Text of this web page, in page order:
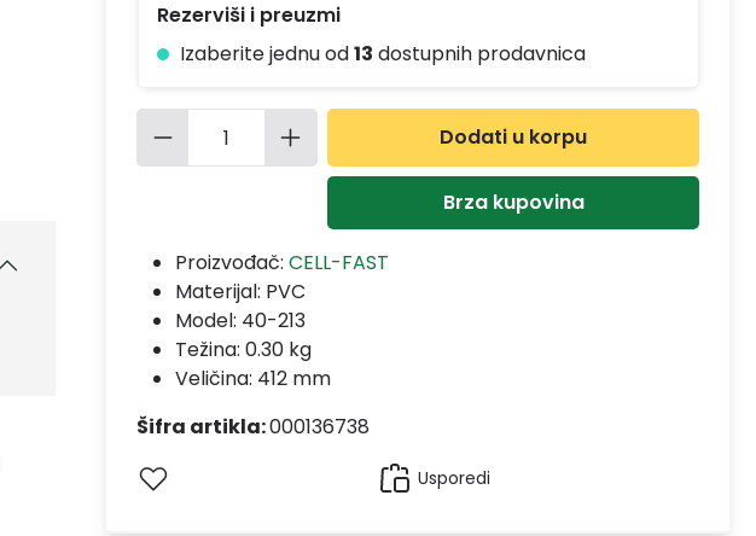
Rezerviši i preuzmi
Izaberite jednu od13 dostupnih prodavnica
Količina proizvoda: Unesite željenu
Dodati u korpu
Brza kupovina
Proizvođač: CELL-FAST
Materijal: PVC
Model: 40-213
Težina: 0.30 kg
Veličina: 412 mm
Šifra artikla:000136738
Usporedi